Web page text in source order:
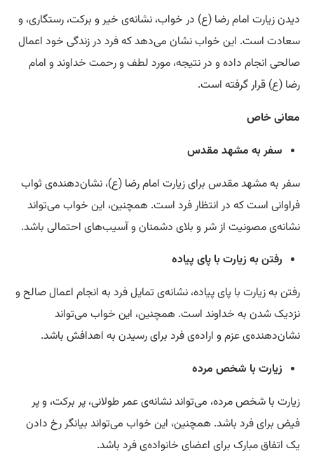
دیدن زیارت امام رضا (ع) در خواب، نشانه‌ی خیر و برکت، رستگاری، و
سعادت است. این خواب نشان می‌دهد که فرد در زندگی خود اعمال
صالحی انجام داده و در نتیجه، مورد لطف و رحمت خداوند و امام
رضا (ع) قرار گرفته است.
معانی خاص
سفر به مشهد مقدس
سفر به مشهد مقدس برای زیارت امام رضا (ع)، نشان‌دهنده‌ی ثواب
فراوانی است که در انتظار فرد است. همچنین، این خواب می‌تواند
نشانه‌ی مصونیت از شر و بلای دشمنان و آسیب‌های احتمالی باشد.
رفتن به زیارت با پای پیاده
رفتن به زیارت با پای پیاده، نشانه‌ی تمایل فرد به انجام اعمال صالح و
نزدیک شدن به خداوند است. همچنین، این خواب می‌تواند
نشان‌دهنده‌ی عزم و اراده‌ی فرد برای رسیدن به اهدافش باشد.
زیارت با شخص مرده
زیارت با شخص مرده، می‌تواند نشانه‌ی عمر طولانی، پر برکت، و پر
فیض برای فرد باشد. همچنین، این خواب می‌تواند بیانگر رخ دادن
یک اتفاق مبارک برای اعضای خانواده‌ی فرد باشد.